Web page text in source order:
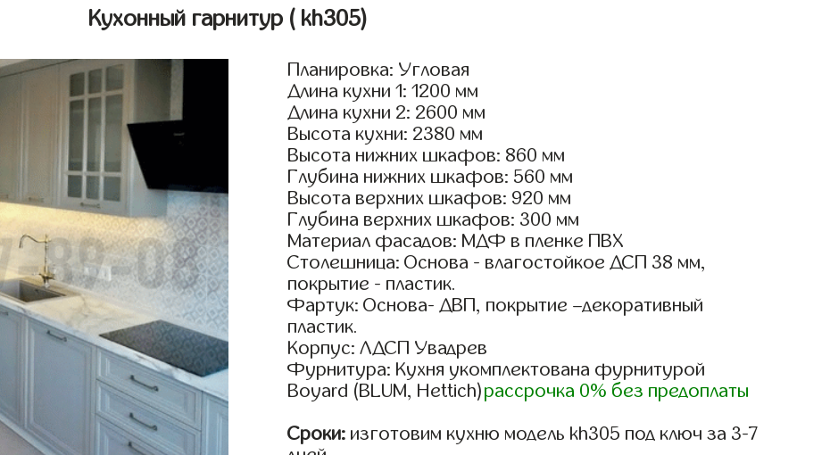
Кухонный гарнитур ( kh305)
Планировка: Угловая
Длина кухни 1: 1200 мм
Длина кухни 2: 2600 мм
Высота кухни: 2380 мм
Высота нижних шкафов: 860 мм
Глубина нижних шкафов: 560 мм
Высота верхних шкафов: 920 мм
Глубина верхних шкафов: 300 мм
Материал фасадов: МДФ в пленке ПВХ
Столешница: Основа - влагостойкое ДСП 38 мм,
покрытие - пластик.
Фартук: Основа- ДВП, покрытие –декоративный
пластик.
Корпус: ЛДСП Увадрев
Фурнитура: Кухня укомплектована фурнитурой
Boyard (BLUM, Hettich)рассрочка 0% без предоплаты
Сроки: изготовим кухню модель kh305 под ключ за 3-7